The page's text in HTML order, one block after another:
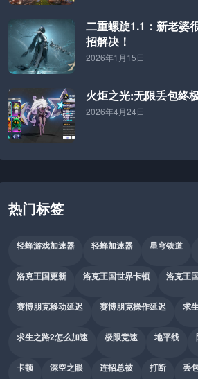
二重螺旋1.1：新老婆
招解决！
2026年1月15日
火炬之光:无限丢包终
2026年4月24日
热门标签
轻蜂游戏加速器 轻蜂加速器 星穹铁道
洛克王国更新 洛克王国世界卡顿 洛克王
赛博朋克移动延迟 赛博朋克操作延迟 求
求生之路2怎么加速 极限竞速 地平线
卡顿 深空之眼 连招总被 打断 丢